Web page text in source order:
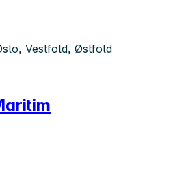
Vestfold, Østfold